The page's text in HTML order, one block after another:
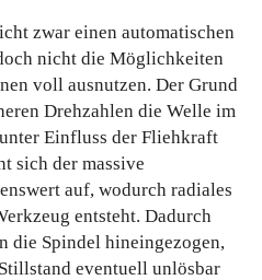
zwar einen automatischen
nicht die Möglichkeiten
voll ausnutzen. Der Grund
Drehzahlen die Welle im
Einfluss der Fliehkraft
sich der massive
auf, wodurch radiales
entsteht. Dadurch
die Spindel hineingezogen,
eventuell unlösbar